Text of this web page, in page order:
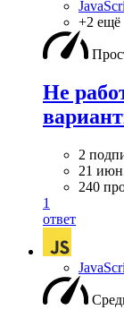
+2 ещё
Не
2
21
240
1
ответ